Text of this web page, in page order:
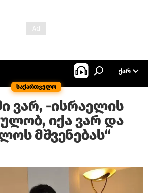
საქართველო
ᲥᲐᲠ
ვარ, -ისრაელის
იქა ვარ და
მშვენებას“